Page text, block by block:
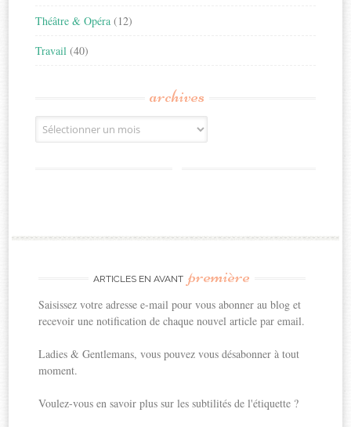
Théâtre & Opéra (12)
Travail (40)
archives
Archives
ARTICLES EN AVANT première
Saisissez votre adresse e-mail pour vous abonner au blog et
recevoir une notification de chaque nouvel article par email.
Ladies & Gentlemans, vous pouvez vous désabonner à tout
moment.
Voulez-vous en savoir plus sur les subtilités de l'étiquette ?